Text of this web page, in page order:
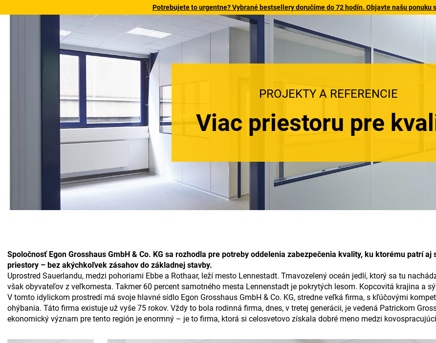
Potrebujete to urgentne? Vybrané bestsellery doručíme do 72 hodín. Objavte našu ponuku
PROJEKTY A REFERENCIE
Viac priestoru pre
Spoločnosť Egon Grosshaus GmbH & Co. KG sa rozhodla pre potreby oddelenia zabezpečenia kvality, ku ktorému patrí
priestory – bez akýchkoľvek zásahov do základnej stavby.
Uprostred Sauerlandu, medzi pohoriami Ebbe a Rothaar, leží mesto Lennestadt. Tmavozelený oceán jedlí, ktorý sa tu
však obyvateľov z veľkomesta. Takmer 60 percent samotného mesta Lennenstadt je pokrytých lesom. Kopcovitá krajina a
V tomto idylickom prostredí má svoje hlavné sídlo Egon Grosshaus GmbH & Co. KG, stredne veľká firma, s kľúčovými
ohýbania. Táto firma existuje už vyše 75 rokov. Vždy to bola rodinná firma, dnes, v tretej generácii, je vedená Patrickom
ekonomický význam pre tento región je enormný – je to firma, ktorá si celosvetovo získala dobré meno medzi